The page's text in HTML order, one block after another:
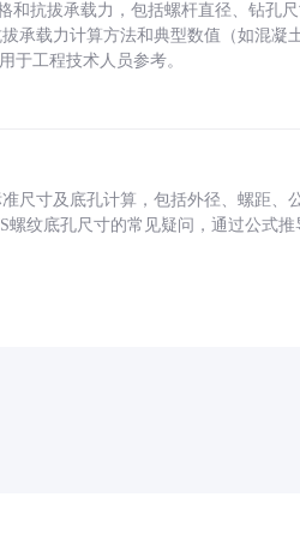
和抗拔承载力，包括螺杆直径、钻孔
承载力计算方法和典型数值（如混凝
于工程技术人员参考。
尺寸及底孔计算，包括外径、螺距、
螺纹底孔尺寸的常见疑问，通过公式